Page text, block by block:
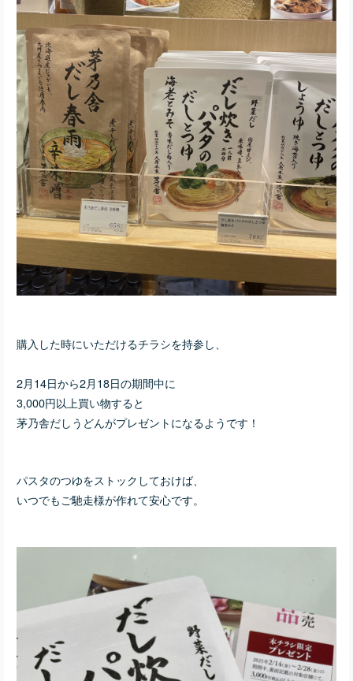
購入した時にいただけるチラシを持参し、
2月14日から2月18日の期間中に
3,000円以上買い物すると
茅乃舎だしうどんがプレゼントになるようです！
パスタのつゆをストックしておけば、
いつでもご馳走様が作れて安心です。